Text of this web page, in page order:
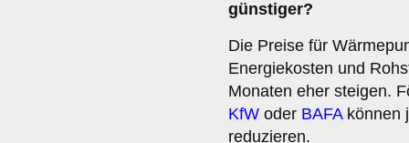
günstiger?
Die Preise für
Energiekosten und
Monaten eher steigen.
KfW oder BAFAkönnen
reduzieren.